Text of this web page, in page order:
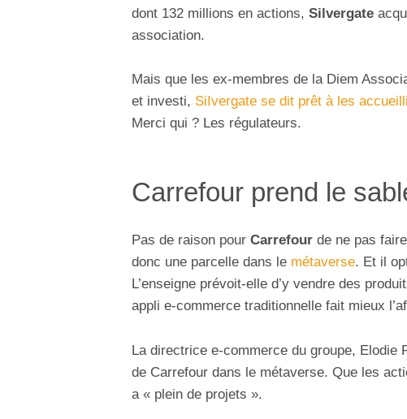
dont 132 millions en actions, Silvergate
association.
Mais que les ex-membres de la Diem
et investi, SiIvergate se dit prêt à les
Merci qui ? Les régulateurs.
Carrefour prend le
Pas de raison pour Carrefour de ne pas
donc une parcelle dans le métaverse. Et il
L’enseigne prévoit-elle d’y vendre des
appli e-commerce traditionnelle fait mieux
La directrice e-commerce du groupe, Elodie
de Carrefour dans le métaverse. Que les
a « plein de projets ».